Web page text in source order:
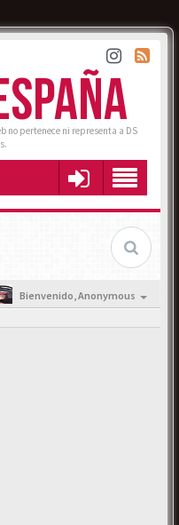
no pertenece ni representa a DS
Bienvenido,Anonymous